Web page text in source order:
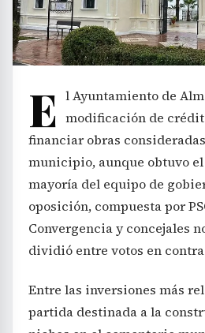
E l Ayuntamiento de
modificación de
financiar obras
municipio, aunque obtuvo
mayoría del equipo de
oposición, compuesta por
Convergencia y concejales
dividió entre votos en
Entre las inversiones más
partida destinada a la